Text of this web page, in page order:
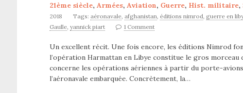
21ème siècle, Armées, Aviation, Guerre, Hist. militaire,
2018
Tags: aéronavale, afghanistan, éditions nimrod, guerre en
Gaulle, yannick piart 1 Comment
Un excellent récit. Une fois encore, les éditions Nimrod
l’opération Harmattan en Libye constitue le gros
concerne les opérations aériennes à partir du porte-
l’aéronavale embarquée. Concrètement, la…